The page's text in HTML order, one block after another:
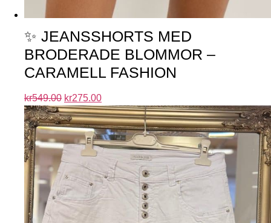
✨ JEANSSHORTS MED
BRODERADE BLOMMOR –
CARAMELL FASHION
kr549.00 kr275.00